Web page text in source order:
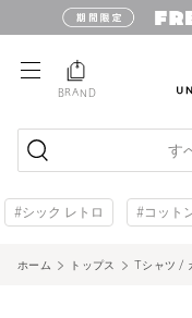
BRAND
す
#シック レトロ #コット
ホーム トップス Tシャツ /